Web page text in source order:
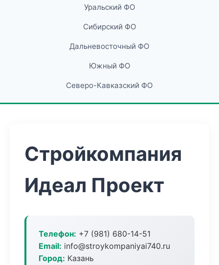
Уральский ФО
Сибирский ФО
Дальневосточный ФО
Южный ФО
Северо-Кавказский ФО
Стройкомпания
Идеал Проект
Телефон: +7 (981) 680-14-51
Email: info@stroykompaniyai740.ru
Город: Казань